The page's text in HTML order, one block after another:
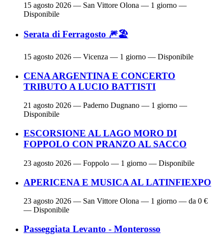
15 agosto 2026 — San Vittore Olona — 1 giorno —
Disponibile
Serata di Ferragosto 🎆🏖
15 agosto 2026 — Vicenza — 1 giorno — Disponibile
CENA ARGENTINA E CONCERTO
TRIBUTO A LUCIO BATTISTI
21 agosto 2026 — Paderno Dugnano — 1 giorno —
Disponibile
ESCORSIONE AL LAGO MORO DI
FOPPOLO CON PRANZO AL SACCO
23 agosto 2026 — Foppolo — 1 giorno — Disponibile
APERICENA E MUSICA AL LATINFIEXPO
23 agosto 2026 — San Vittore Olona — 1 giorno — da 0 €
— Disponibile
Passeggiata Levanto - Monterosso